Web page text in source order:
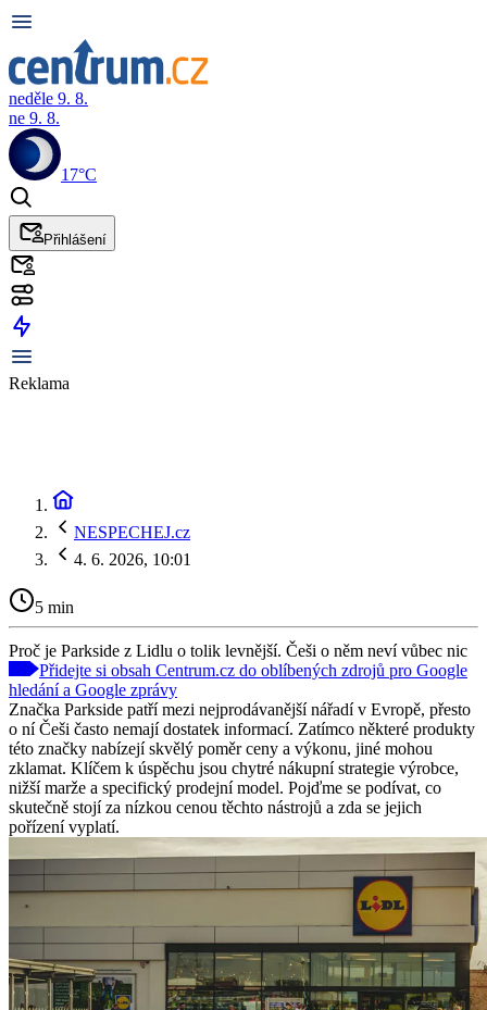
neděle 9. 8.
ne 9. 8.
17°C
Přihlášení
Reklama
NESPECHEJ.cz
4. 6. 2026, 10:01
5 min
Proč je Parkside z Lidlu o tolik levnější. Češi o něm neví vůbec nic
Přidejte si obsah Centrum.cz do oblíbených zdrojů pro Google
hledání a Google zprávy
Značka Parkside patří mezi nejprodávanější nářadí v Evropě, přesto
o ní Češi často nemají dostatek informací. Zatímco některé produkty
této značky nabízejí skvělý poměr ceny a výkonu, jiné mohou
zklamat. Klíčem k úspěchu jsou chytré nákupní strategie výrobce,
nižší marže a specifický prodejní model. Pojďme se podívat, co
skutečně stojí za nízkou cenou těchto nástrojů a zda se jejich
pořízení vyplatí.